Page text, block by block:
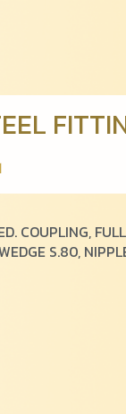
COUPLING,
S.80,